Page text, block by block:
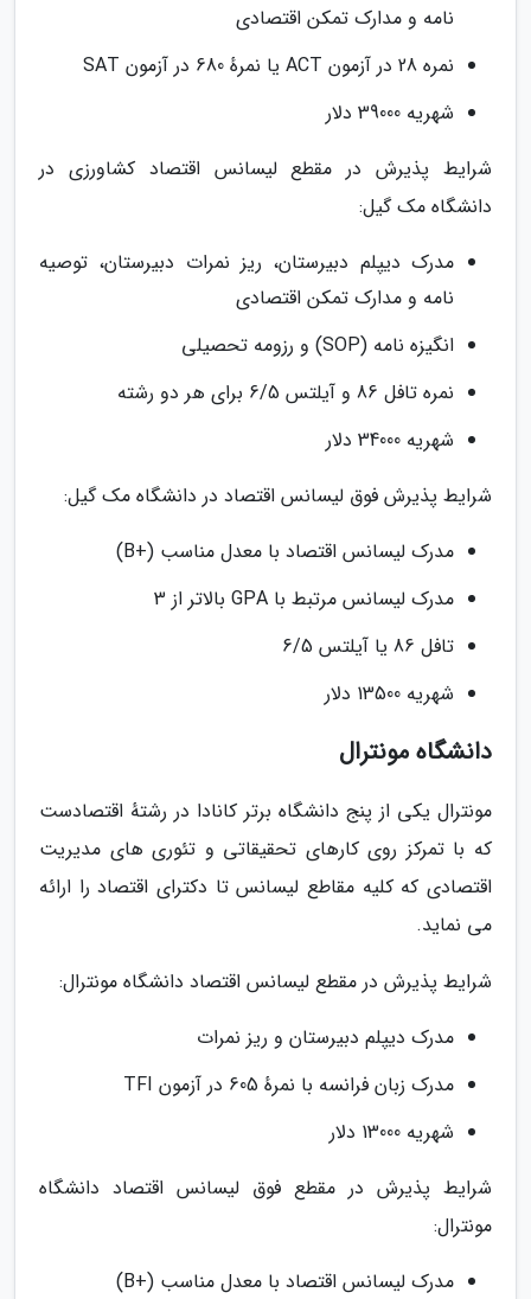
نامه و مدارک تمکن اقتصادی
نمره 28 در آزمون ACT یا نمرهٔ 680 در آزمون SAT
شهریه 39000 دلار
شرایط پذیرش در مقطع لیسانس اقتصاد کشاورزی در
دانشگاه مک گیل:
مدرک دیپلم دبیرستان، ریز نمرات دبیرستان، توصیه
نامه و مدارک تمکن اقتصادی
انگیزه نامه (SOP) و رزومه تحصیلی
نمره تافل 86 و آیلتس 6/5 برای هر دو رشته
شهریه 34000 دلار
شرایط پذیرش فوق لیسانس اقتصاد در دانشگاه مک گیل:
مدرک لیسانس اقتصاد با معدل مناسب (+B)
مدرک لیسانس مرتبط با GPA بالاتر از 3
تافل 86 یا آیلتس 6/5
شهریه 13500 دلار
دانشگاه مونترال
مونترال یکی از پنج دانشگاه برتر کانادا در رشتهٔ اقتصادست
که با تمرکز روی کارهای تحقیقاتی و تئوری های مدیریت
اقتصادی که کلیه مقاطع لیسانس تا دکترای اقتصاد را ارائه
می نماید.
شرایط پذیرش در مقطع لیسانس اقتصاد دانشگاه مونترال:
مدرک دیپلم دبیرستان و ریز نمرات
مدرک زبان فرانسه با نمرهٔ 605 در آزمون TFI
شهریه 13000 دلار
شرایط پذیرش در مقطع فوق لیسانس اقتصاد دانشگاه
مونترال:
مدرک لیسانس اقتصاد با معدل مناسب (+B)